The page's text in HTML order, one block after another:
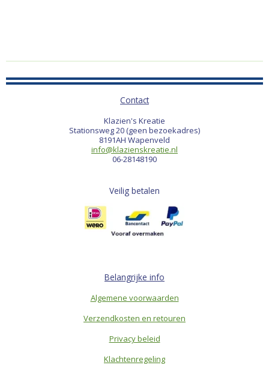
Contact
Klazien's Kreatie
Stationsweg 20 (geen bezoekadres)
8191AH Wapenveld
info@klazienskreatie.nl
06-28148190
Veilig betalen
Belangrijke info
Algemene voorwaarden
Verzendkosten en retouren
Privacy beleid
Klachtenregeling